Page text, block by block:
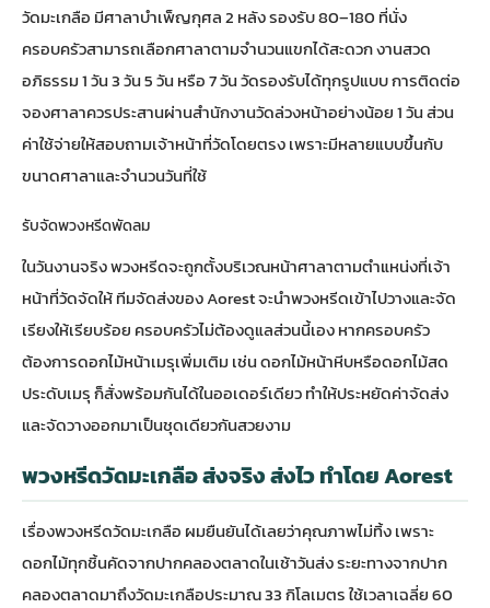
วัดมะเกลือ มีศาลาบำเพ็ญกุศล 2 หลัง รองรับ 80–180 ที่นั่ง
ครอบครัวสามารถเลือกศาลาตามจำนวนแขกได้สะดวก งานสวด
อภิธรรม 1 วัน 3 วัน 5 วัน หรือ 7 วัน วัดรองรับได้ทุกรูปแบบ การติดต่อ
จองศาลาควรประสานผ่านสำนักงานวัดล่วงหน้าอย่างน้อย 1 วัน ส่วน
ค่าใช้จ่ายให้สอบถามเจ้าหน้าที่วัดโดยตรง เพราะมีหลายแบบขึ้นกับ
ขนาดศาลาและจำนวนวันที่ใช้
รับจัดพวงหรีดพัดลม
ในวันงานจริง พวงหรีดจะถูกตั้งบริเวณหน้าศาลาตามตำแหน่งที่เจ้า
หน้าที่วัดจัดให้ ทีมจัดส่งของ Aorest จะนำพวงหรีดเข้าไปวางและจัด
เรียงให้เรียบร้อย ครอบครัวไม่ต้องดูแลส่วนนี้เอง หากครอบครัว
ต้องการดอกไม้หน้าเมรุเพิ่มเติม เช่น ดอกไม้หน้าหีบหรือดอกไม้สด
ประดับเมรุ ก็สั่งพร้อมกันได้ในออเดอร์เดียว ทำให้ประหยัดค่าจัดส่ง
และจัดวางออกมาเป็นชุดเดียวกันสวยงาม
พวงหรีดวัดมะเกลือ ส่งจริง ส่งไว ทำโดย Aorest
เรื่องพวงหรีดวัดมะเกลือ ผมยืนยันได้เลยว่าคุณภาพไม่ทิ้ง เพราะ
ดอกไม้ทุกชิ้นคัดจากปากคลองตลาดในเช้าวันส่ง ระยะทางจากปาก
คลองตลาดมาถึงวัดมะเกลือประมาณ 33 กิโลเมตร ใช้เวลาเฉลี่ย 60